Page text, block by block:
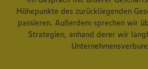
Höhepunkte des zurückliegenden
passieren. Außerdem sprechen wir
Strategien, anhand derer wir